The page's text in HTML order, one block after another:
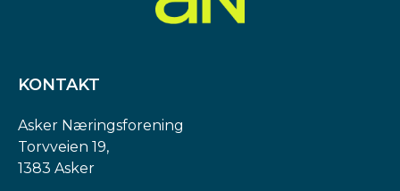
KONTAKT
Asker Næringsforening
Torvveien 19,
1383 Asker